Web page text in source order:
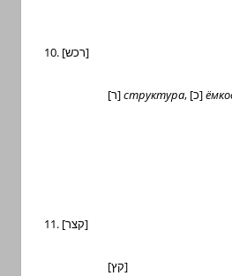
10. [רכש]
[ר]структура, [כ]
11. [קצר]
[קץ]